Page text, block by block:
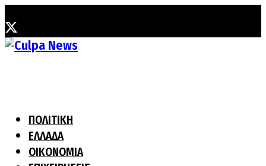
ΠΟΛΙΤΙΚΗ
ΕΛΛΑΔΑ
ΟΙΚΟΝΟΜΙΑ